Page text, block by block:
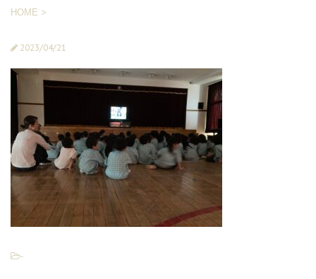
HOME >
2023/04/21
-